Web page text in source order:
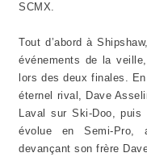
SCMX.
Tout d’abord à
événements de la
lors des deux finales.
éternel rival, Dave
Laval sur Ski-Doo, puis
évolue en Semi-Pro,
devançant son frère